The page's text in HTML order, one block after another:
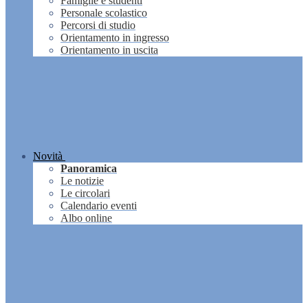
Personale scolastico
Percorsi di studio
Orientamento in ingresso
Orientamento in uscita
Novità
Panoramica
Le notizie
Le circolari
Calendario eventi
Albo online